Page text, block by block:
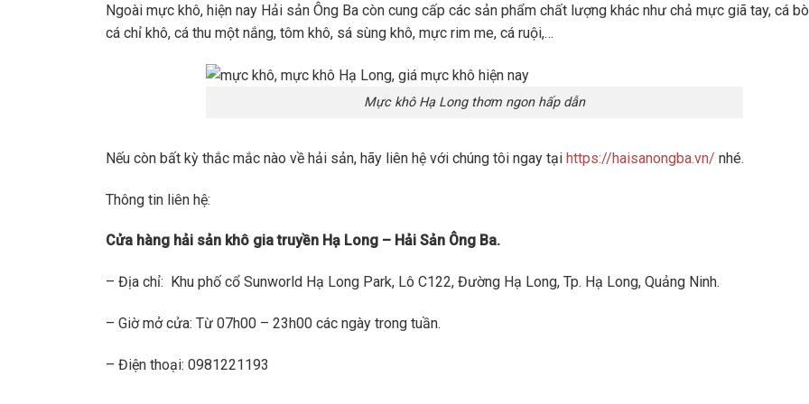
Ngoài mực khô, hiện nay Hải sản Ông Ba còn cung cấp các sản phẩm chất lượng khác như chả mực giã tay, cá
cá chỉ khô, cá thu một nắng, tôm khô, sá sùng khô, mực rim me, cá ruội,…
Mực khô Hạ Long thơm ngon hấp dẫn
Nếu còn bất kỳ thắc mắc nào về hải sản, hãy liên hệ với chúng tôi ngay tại https://haisanongba.vn/ nhé.
Thông tin liên hệ:
Cửa hàng hải sản khô gia truyền Hạ Long – Hải Sản Ông Ba.
– Địa chỉ: Khu phố cổ Sunworld Hạ Long Park, Lô C122, Đường Hạ Long, Tp. Hạ Long, Quảng Ninh.
– Giờ mở cửa: Từ 07h00 – 23h00 các ngày trong tuần.
– Điện thoại: 0981221193